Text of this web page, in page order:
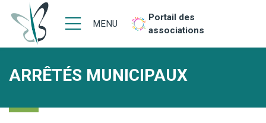
MENU
Portail des
associations
ARRÊTÉS MUNICIPAUX